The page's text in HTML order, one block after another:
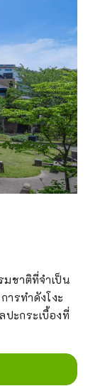
มชาติที่จำเป็น
ารทำดังโงะ
ะกระเบื้องที่